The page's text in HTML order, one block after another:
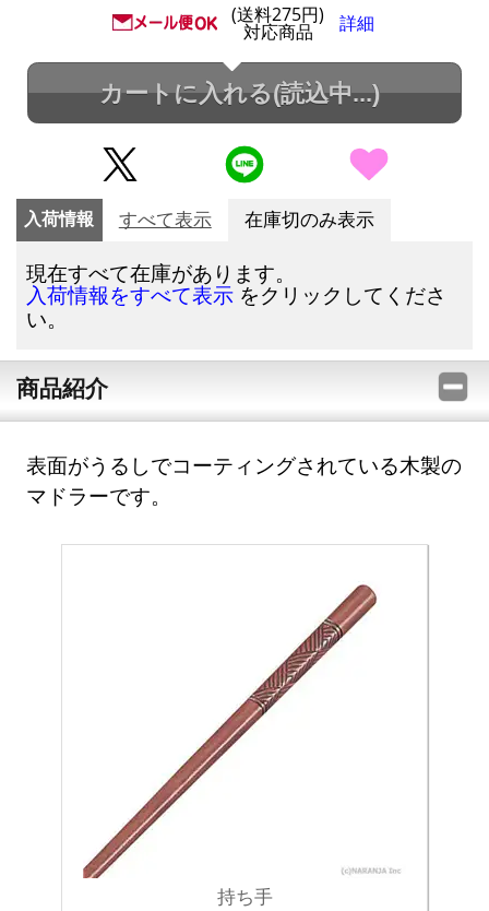
(送料275円)
対応商品 詳細
カートに入れる(読込中...)
入荷情報 すべて表示 在庫切のみ表示
現在すべて在庫があります。
入荷情報をすべて表示 をクリックしてくださ
い。
商品紹介
表面がうるしでコーティングされている木製の
マドラーです。
持ち手